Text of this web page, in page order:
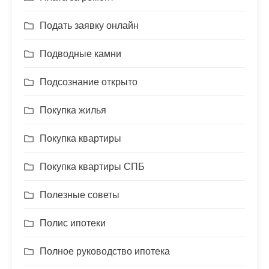
Подать заявку онлайн
Подводные камни
Подсознание открыто
Покупка жилья
Покупка квартиры
Покупка квартиры СПБ
Полезные советы
Полис ипотеки
Полное руководство ипотека